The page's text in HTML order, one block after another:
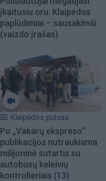
įkaitusiu oru: Klaipėdos
paplūdimiai – sausakimši
(vaizdo įrašas)
Klaipėdos pulsas
Po „Vakarų ekspreso“
publikacijos nutraukiama
milijoninė sutartis su
autobusų keleivių
kontrolieriais (13)